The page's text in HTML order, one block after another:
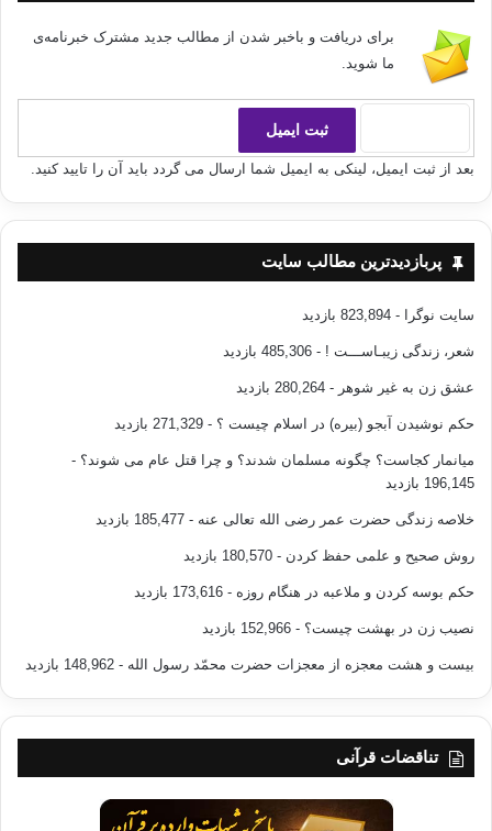
برای دریافت و باخبر شدن از مطالب جدید مشترک خبرنامه‌ی
ما شوید.
بعد از ثبت ایمیل، لینکی به ایمیل شما ارسال می گردد باید آن را تایید کنید.
پربازدیدترین مطالب سایت
سایت نوگرا - 823,894 بازدید
شعر، زندگی زیبـاســـت ! - 485,306 بازدید
عشق زن به غیر شوهر - 280,264 بازدید
حکم نوشیدن آبجو (بیره) در اسلام چیست ؟ - 271,329 بازدید
میانمار کجاست؟ چگونه مسلمان شدند؟ و چرا قتل عام می شوند؟ -
196,145 بازدید
خلاصه زندگی حضرت عمر رضی الله تعالی عنه - 185,477 بازدید
روش صحیح و علمی حفظ کردن - 180,570 بازدید
حکم بوسه کردن و ملاعبه در هنگام روزه - 173,616 بازدید
نصیب زن در بهشت چیست؟ - 152,966 بازدید
بیست و هشت معجزه از معجزات حضرت محمّد رسول الله - 148,962 بازدید
تناقضات قرآنی